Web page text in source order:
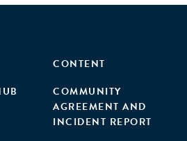
CONTENT
COMMUNITY
AGREEMENT AND
INCIDENT REPORT